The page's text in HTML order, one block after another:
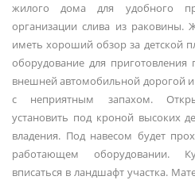
жилого дома для удобного
организации слива из раковины.
иметь хороший обзор за детской
оборудование для
внешней автомобильной дорогой
с неприятным запахом.
установить под кроной высоких
владения. Под навесом будет
работающем оборудовании.
вписаться в ландшафт участка.